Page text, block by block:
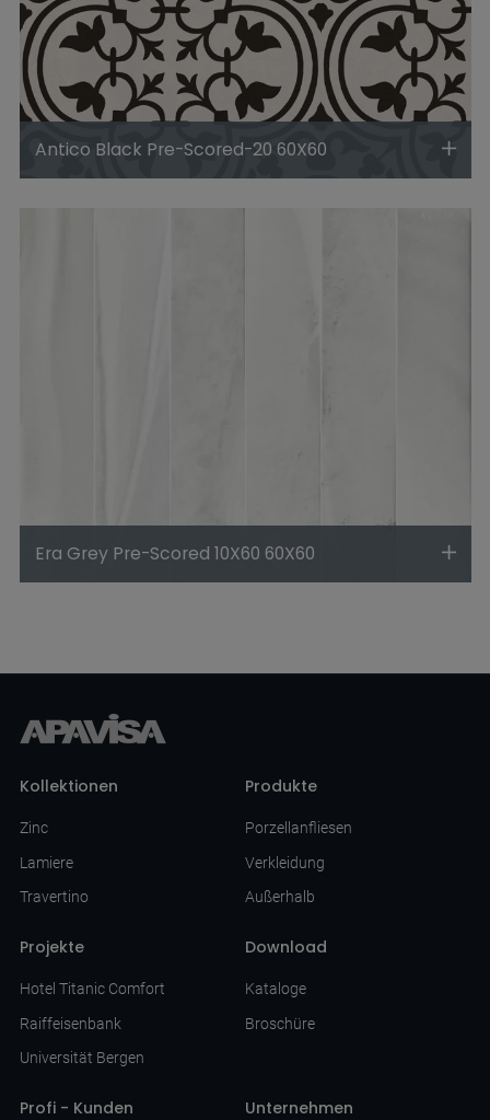
Antico Black Pre-Scored-20 60X60
Era Grey Pre-Scored 10X60 60X60
Kollektionen
Zinc
Lamiere
Travertino
Produkte
Porzellanfliesen
Verkleidung
Außerhalb
Projekte
Hotel Titanic Comfort
Raiffeisenbank
Universität Bergen
Download
Kataloge
Broschüre
Profi - Kunden Unternehmen